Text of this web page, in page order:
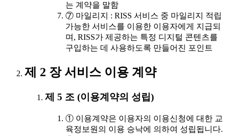
는 계약을 말함
⑦ 마일리지 : RISS 서비스 중 마일리지 적립
가능한 서비스를 이용한 이용자에게 지급되
며, RISS가 제공하는 특정 디지털 콘텐츠를
구입하는 데 사용하도록 만들어진 포인트
제 2 장 서비스 이용 계약
제 5 조 (이용계약의 성립)
① 이용계약은 이용자의 이용신청에 대한 교
육정보원의 이용 승낙에 의하여 성립됩니다.